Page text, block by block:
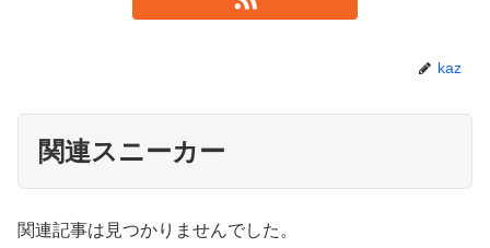
kaz
関連スニーカー
関連記事は見つかりませんでした。